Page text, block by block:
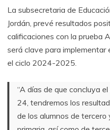
La subsecretaria de
Jordán, prevé resultados
calificaciones con la prueba
será clave para implementar
el ciclo 2024-2025.
“A días de que concluya
24, tendremos los
de los alumnos de